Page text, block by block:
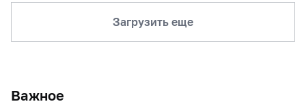
Загрузить еще
Важное